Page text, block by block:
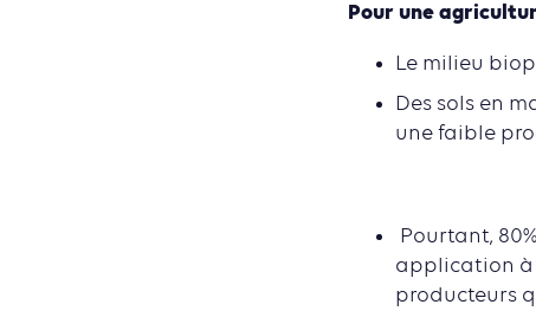
Pour une
Le milieu
Des sols en
une faible
Pourtant,
application à
producteurs